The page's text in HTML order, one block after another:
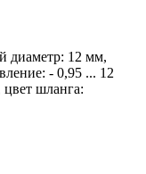
диаметр: 12 мм,
- 0,95 ... 12
цвет шланга: